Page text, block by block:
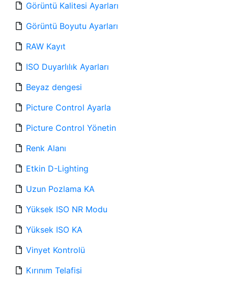
Görüntü Kalitesi Ayarları
Görüntü Boyutu Ayarları
RAW Kayıt
ISO Duyarlılık Ayarları
Beyaz dengesi
Picture Control Ayarla
Picture Control Yönetin
Renk Alanı
Etkin D-Lighting
Uzun Pozlama KA
Yüksek ISO NR Modu
Yüksek ISO KA
Vinyet Kontrolü
Kırınım Telafisi